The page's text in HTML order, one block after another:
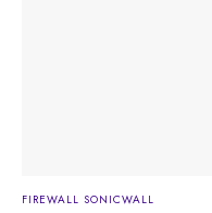
FIREWALL SONICWALL